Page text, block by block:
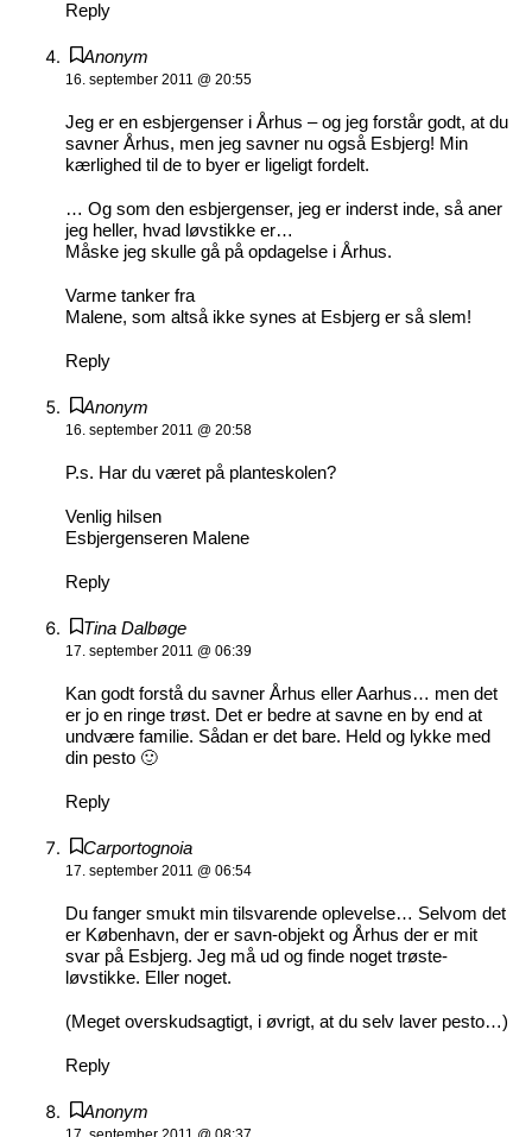
Reply
Anonym
16. september 2011 @ 20:55
Jeg er en esbjergenser i Århus – og jeg forstår godt, at du
savner Århus, men jeg savner nu også Esbjerg! Min
kærlighed til de to byer er ligeligt fordelt.
… Og som den esbjergenser, jeg er inderst inde, så aner
jeg heller, hvad løvstikke er…
Måske jeg skulle gå på opdagelse i Århus.
Varme tanker fra
Malene, som altså ikke synes at Esbjerg er så slem!
Reply
Anonym
16. september 2011 @ 20:58
P.s. Har du været på planteskolen?
Venlig hilsen
Esbjergenseren Malene
Reply
Tina Dalbøge
17. september 2011 @ 06:39
Kan godt forstå du savner Århus eller Aarhus… men det
er jo en ringe trøst. Det er bedre at savne en by end at
undvære familie. Sådan er det bare. Held og lykke med
din pesto 🙂
Reply
Carportognoia
17. september 2011 @ 06:54
Du fanger smukt min tilsvarende oplevelse… Selvom det
er København, der er savn-objekt og Århus der er mit
svar på Esbjerg. Jeg må ud og finde noget trøste-
løvstikke. Eller noget.
(Meget overskudsagtigt, i øvrigt, at du selv laver pesto…)
Reply
Anonym